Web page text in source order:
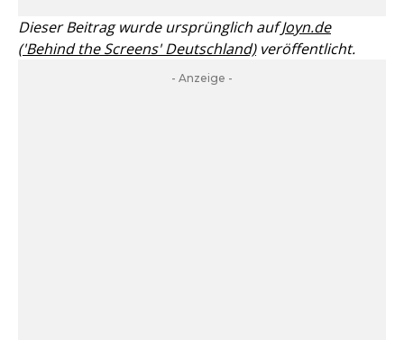
Dieser Beitrag wurde ursprünglich aufJoyn.de
('Behind the Screens' Deutschland)veröffentlicht.
- Anzeige -